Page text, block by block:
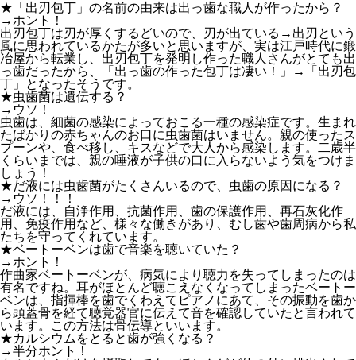
★「出刃包丁」の名前の由来は出っ歯な職人が作ったから？
→ホント！
出刃包丁は刃が厚くするどいので、刃が出ている→出刃という
風に思われているかたが多いと思いますが、実は江戸時代に鍛
冶屋から転業し、出刃包丁を発明し作った職人さんがとても出
っ歯だったから、「出っ歯の作った包丁は凄い！」→「出刃包
丁」となったそうです。
★虫歯菌は遺伝する？
→ウソ！
虫歯は、細菌の感染によっておこる一種の感染症です。生まれ
たばかりの赤ちゃんのお口に虫歯菌はいません。親の使ったス
プーンや、食べ移し、キスなどで大人から感染します。二歳半
くらいまでは、親の唾液が子供の口に入らないよう気をつけま
しょう！
★だ液には虫歯菌がたくさんいるので、虫歯の原因になる？
→ウソ！！！
だ液には、自浄作用、抗菌作用、歯の保護作用、再石灰化作
用、免疫作用など、様々な働きがあり、むし歯や歯周病から私
たちを守ってくれています。
★ベートーベンは歯で音楽を聴いていた？
→ホント！
作曲家ベートーベンが、病気により聴力を失ってしまったのは
有名ですね。耳がほとんど聴こえなくなってしまったベートー
ベンは、指揮棒を歯でくわえてピアノにあて、その振動を歯か
ら頭蓋骨を経て聴覚器官に伝えて音を確認していたと言われて
います。この方法は骨伝導といいます。
★カルシウムをとると歯が強くなる？
→半分ホント！